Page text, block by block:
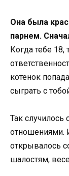
Она была
парнем.
Когда тебе 18,
котенок
сыграть с
Так случилось
отношениями.
открывалось
шалостям,